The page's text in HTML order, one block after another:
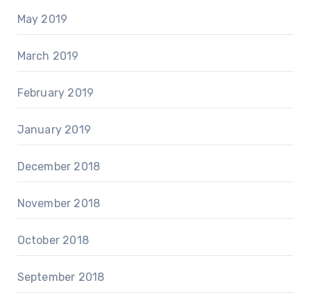
May 2019
March 2019
February 2019
January 2019
December 2018
November 2018
October 2018
September 2018